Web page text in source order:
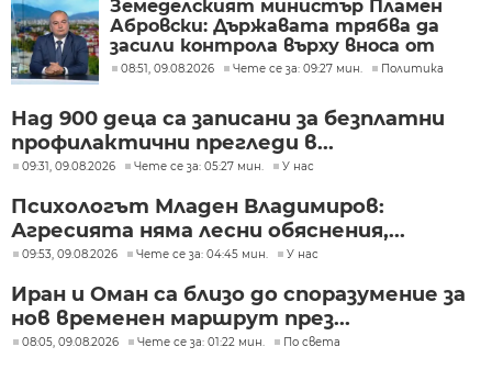
Земеделският министър Пламен
Абровски: Държавата трябва да
засили контрола върху вноса от
трети страни
08:51, 09.08.2026 Чете се за: 09:27 мин. Политика
Над 900 деца са записани за безплатни
профилактични прегледи в...
09:31, 09.08.2026 Чете се за: 05:27 мин. У нас
Психологът Младен Владимиров:
Агресията няма лесни обяснения,...
09:53, 09.08.2026 Чете се за: 04:45 мин. У нас
Иран и Оман са близо до споразумение за
нов временен маршрут през...
08:05, 09.08.2026 Чете се за: 01:22 мин. По света